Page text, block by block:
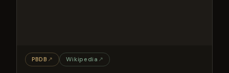
PBDB ↗ Wikipedia ↗